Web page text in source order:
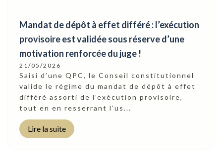
Mandat de dépôt à effet différé : l’exécution
provisoire est validée sous réserve d’une
motivation renforcée du juge !
21/05/2026
Saisi d’une QPC, le Conseil constitutionnel
valide le régime du mandat de dépôt à effet
différé assorti de l’exécution provisoire,
tout en en resserrant l’us...
Lire la suite